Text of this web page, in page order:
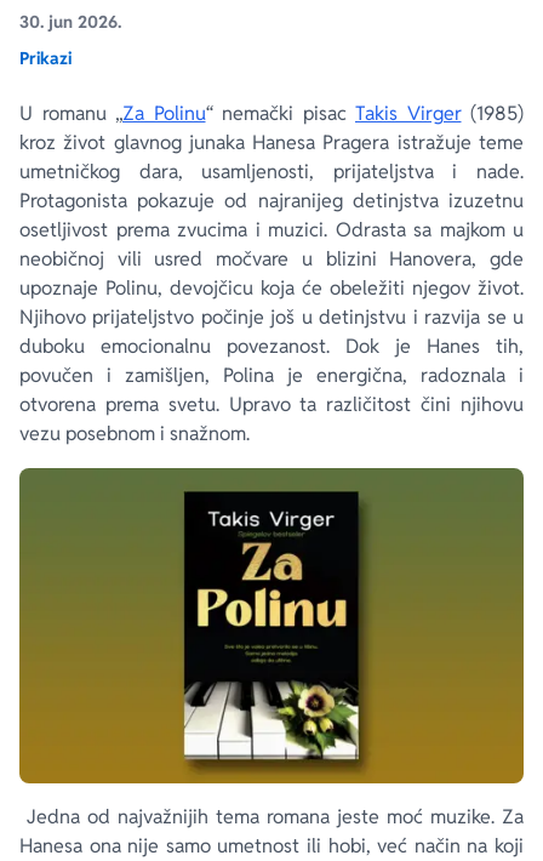
30. jun 2026.
Prikazi
U romanu „Za Polinu“nemački pisac Takis Virger(1985)
kroz život glavnog junaka Hanesa Pragera istražuje teme
umetničkog dara, usamljenosti, prijateljstva i nade.
Protagonista pokazuje od najranijeg detinjstva izuzetnu
osetljivost prema zvucima i muzici. Odrasta sa majkom u
neobičnoj vili usred močvare u blizini Hanovera, gde
upoznaje Polinu, devojčicu koja će obeležiti njegov život.
Njihovo prijateljstvo počinje još u detinjstvu i razvija se u
duboku emocionalnu povezanost. Dok je Hanes tih,
povučen i zamišljen, Polina je energična, radoznala i
otvorena prema svetu. Upravo ta različitost čini njihovu
vezu posebnom i snažnom.
Jedna od najvažnijih tema romana jeste moć muzike. Za
Hanesa ona nije samo umetnost ili hobi, već način na koji
Ekranizovane knjige
Za poklon
E-knjige
Autori
Poezija
Lični razvoj i popularna psihologija
Biografija
Bojan Ljubenović
Dejan Tiago-Stanković
Milica Jakovljević Mir-Jam
Peter Handke
Harlan Koben
Elif Šafak